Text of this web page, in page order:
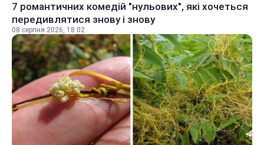
7 романтичних комедій "нульових", які хочеться
передивлятися знову і знову
08 серпня 2026, 18:02